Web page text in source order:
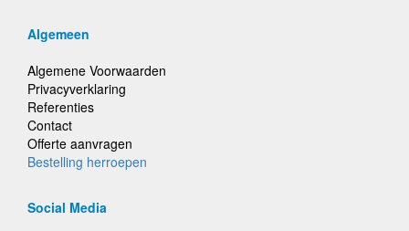
Algemeen
Algemene Voorwaarden
Privacyverklaring
Referenties
Contact
Offerte aanvragen
Bestelling herroepen
Social Media